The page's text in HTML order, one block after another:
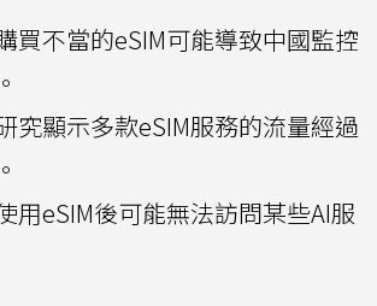
買不當的eSIM可能導致中國監控
究顯示多款eSIM服務的流量經過
用eSIM後可能無法訪問某些AI服